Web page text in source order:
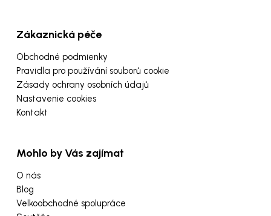
Zákaznická péče
Obchodné podmienky
Pravidla pro používání souborů cookie
Zásady ochrany osobních údajů
Nastavenie cookies
Kontakt
Mohlo by Vás zajímat
O nás
Blog
Velkoobchodné spolupráce